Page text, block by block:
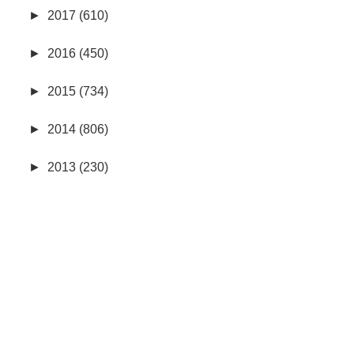
► 2017 (610)
► 2016 (450)
► 2015 (734)
► 2014 (806)
► 2013 (230)